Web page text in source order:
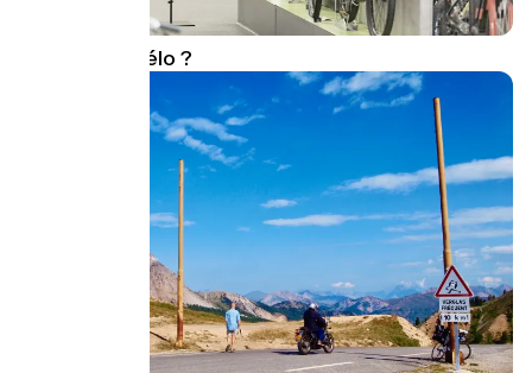
où louer un vélo ?